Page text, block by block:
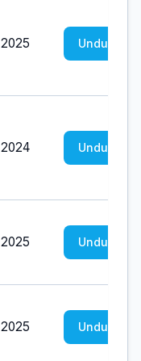
2025 Unduh
2024 Unduh
2025 Unduh
2025 Unduh